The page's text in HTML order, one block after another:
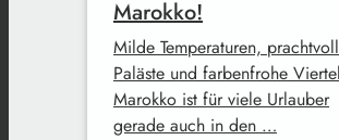
Marokko!
Milde Temperaturen,
Paläste und farbenfrohe
Marokko ist für viele Urlauber
gerade auch in den …